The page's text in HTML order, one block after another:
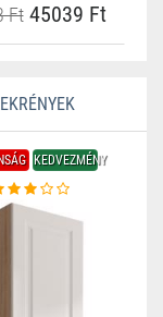
Ft45039 Ft
KEDVEZMÉNY